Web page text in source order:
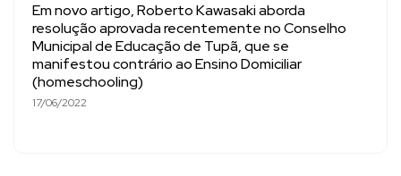
Em novo artigo, Roberto Kawasaki aborda
resolução aprovada recentemente no Conselho
Municipal de Educação de Tupã, que se
manifestou contrário ao Ensino Domiciliar
(homeschooling)
17/06/2022